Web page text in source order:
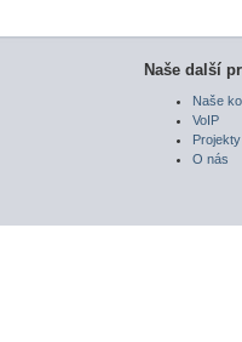
Naše další
Naše
VoIP
Projekty
O nás